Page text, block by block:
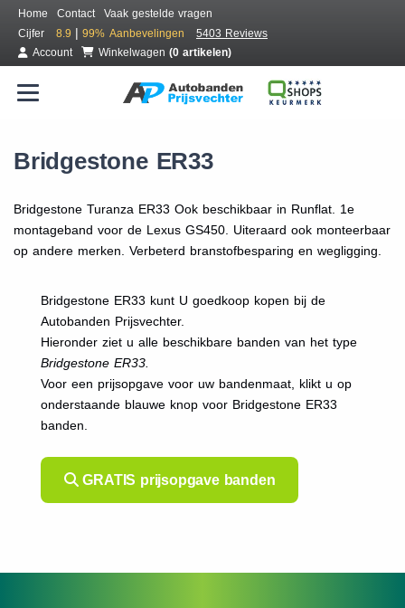
Home Contact
Vaak gestelde vragen
Cijfer
8.9 | 99% Aanbevelingen
5403 Reviews
Account
Winkelwagen (0 artikelen)
Bridgestone ER33
Bridgestone Turanza ER33 Ook beschikbaar in Runflat. 1e
montageband voor de Lexus GS450. Uiteraard ook monteerbaar
op andere merken. Verbeterd branstofbesparing en wegligging.
Bridgestone ER33 kunt U goedkoop kopen bij de
Autobanden Prijsvechter.
Hieronder ziet u alle beschikbare banden van het type
Bridgestone ER33.
Voor een prijsopgave voor uw bandenmaat, klikt u op
onderstaande blauwe knop voor Bridgestone ER33
banden.
GRATIS prijsopgave banden